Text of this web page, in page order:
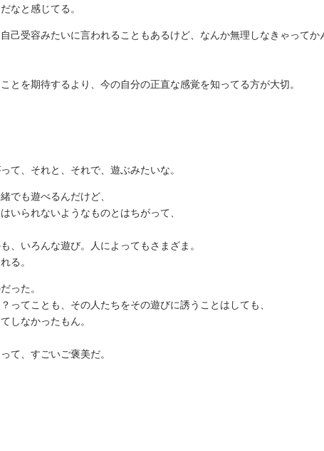
なと感じてる。
己受容みたいに言われることもあるけど、なんか無理しなきゃってか
とを期待するより、今の自分の正直な感覚を知ってる方が大切。
て、それと、それで、遊ぶみたいな。
でも遊べるんだけど、
いられないようなものとはちがって、
、いろんな遊び。人によってもさまざま。
る。
った。
ってことも、その人たちをその遊びに誘うことはしても、
しなかったもん。
て、すごいご褒美だ。